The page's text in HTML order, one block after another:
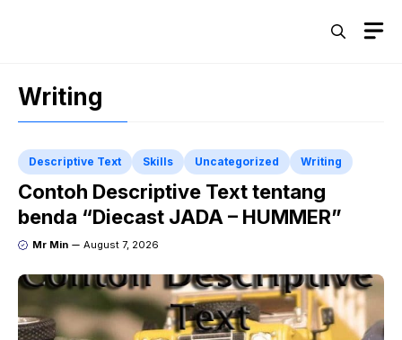
Writing
Descriptive Text Skills Uncategorized Writing
Contoh Descriptive Text tentang
benda “Diecast JADA – HUMMER”
Mr Min August 7, 2026